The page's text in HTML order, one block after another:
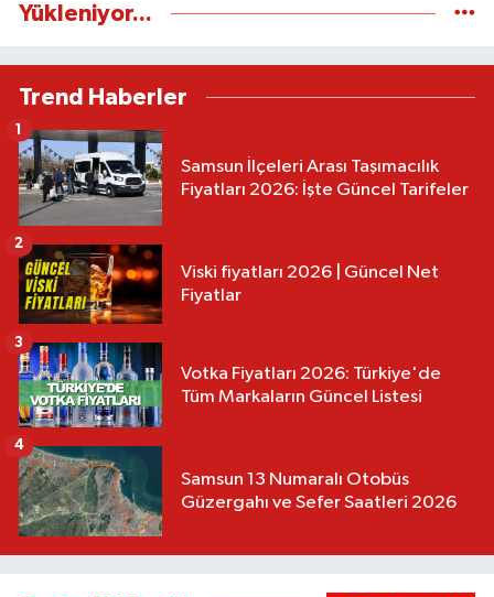
Yükleniyor...
Trend Haberler
Samsun İlçeleri Arası Taşımacılık
Fiyatları 2026: İşte Güncel Tarifeler
1
Viski fiyatları 2026 | Güncel Net
Fiyatlar
2
Votka Fiyatları 2026: Türkiye'de
Tüm Markaların Güncel Listesi
3
Samsun 13 Numaralı Otobüs
Güzergahı ve Sefer Saatleri 2026
4